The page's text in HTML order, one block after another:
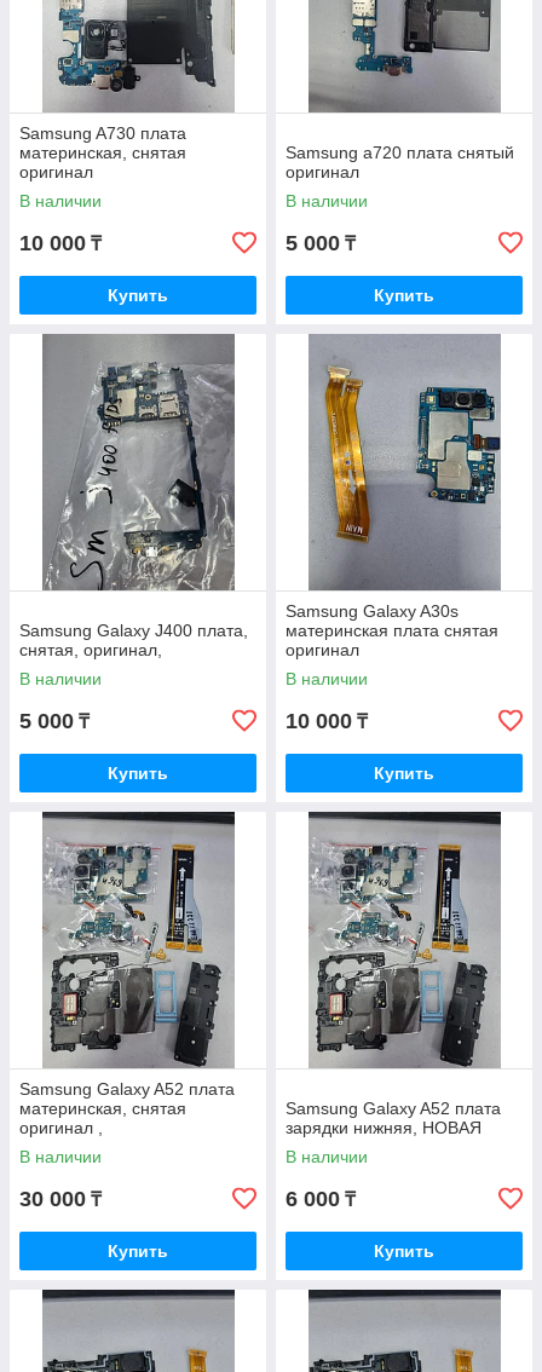
Samsung A730 плата
материнская, снятая
оригинал
В наличии
10 000 ₸
Купить
Samsung a720 плата снятый
оригинал
В наличии
5 000 ₸
Купить
Samsung Galaxy J400 плата,
снятая, оригинал,
В наличии
5 000 ₸
Купить
Samsung Galaxy A30s
материнская плата снятая
оригинал
В наличии
10 000 ₸
Купить
Samsung Galaxy A52 плата
материнская, снятая
оригинал ,
В наличии
30 000 ₸
Купить
Samsung Galaxy A52 плата
зарядки нижняя, НОВАЯ
В наличии
6 000 ₸
Купить